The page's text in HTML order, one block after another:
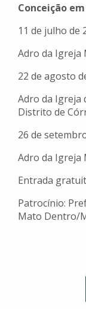
Conceição
11 de julho de
Adro da Igreja
22 de agosto
Adro da Igreja
Distrito de
26 de
Adro da Igreja
Entrada
Patrocínio:
Mato Dentro/